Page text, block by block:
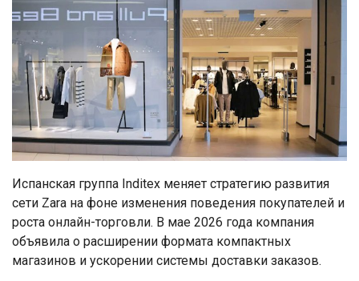
Испанская группа Inditex меняет стратегию развития
сети Zara на фоне изменения поведения покупателей и
роста онлайн-торговли. В мае 2026 года компания
объявила о расширении формата компактных
магазинов и ускорении системы доставки заказов.